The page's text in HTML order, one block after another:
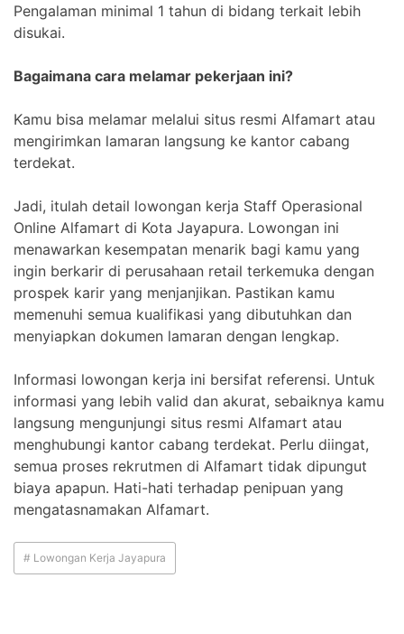
Pengalaman minimal 1 tahun di bidang terkait lebih
disukai.
Bagaimana cara melamar pekerjaan ini?
Kamu bisa melamar melalui situs resmi Alfamart atau
mengirimkan lamaran langsung ke kantor cabang
terdekat.
Jadi, itulah detail lowongan kerja Staff Operasional
Online Alfamart di Kota Jayapura. Lowongan ini
menawarkan kesempatan menarik bagi kamu yang
ingin berkarir di perusahaan retail terkemuka dengan
prospek karir yang menjanjikan. Pastikan kamu
memenuhi semua kualifikasi yang dibutuhkan dan
menyiapkan dokumen lamaran dengan lengkap.
Informasi lowongan kerja ini bersifat referensi. Untuk
informasi yang lebih valid dan akurat, sebaiknya kamu
langsung mengunjungi situs resmi Alfamart atau
menghubungi kantor cabang terdekat. Perlu diingat,
semua proses rekrutmen di Alfamart tidak dipungut
biaya apapun. Hati-hati terhadap penipuan yang
mengatasnamakan Alfamart.
# Lowongan Kerja Jayapura